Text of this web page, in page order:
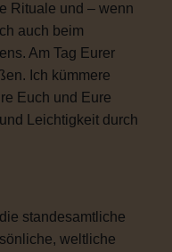
Rituale und – wenn
auch beim
Am Tag Eurer
Ich kümmere
Euch und Eure
Leichtigkeit durch
standesamtliche
weltliche